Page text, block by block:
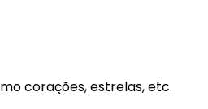
corações, estrelas, etc.